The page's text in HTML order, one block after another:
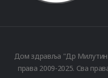
Дом здравља "Др Милутин
права 2009-2025. Сва